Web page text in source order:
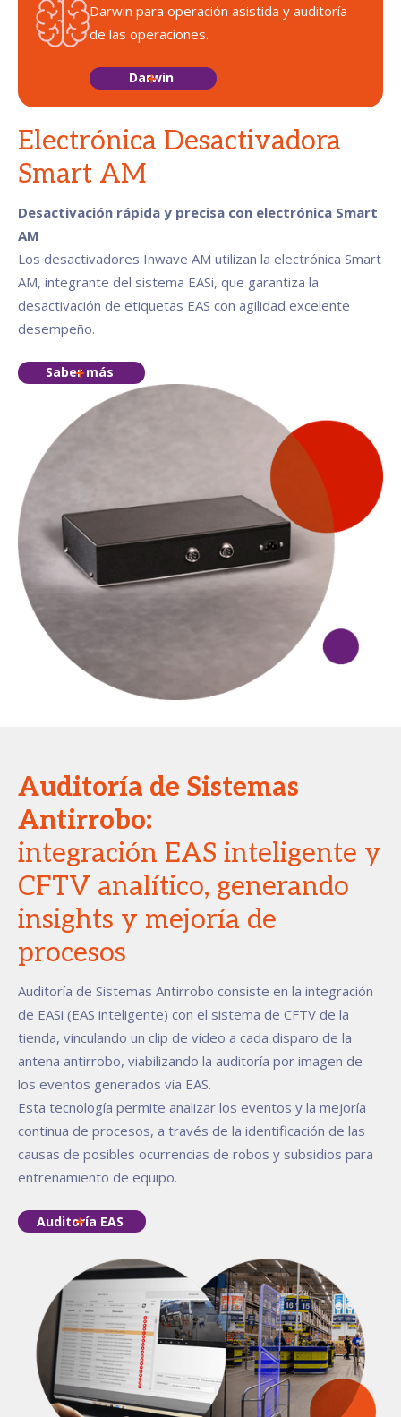
Darwin para operación asistida y auditoría
de las operaciones.
Darwin
Electrónica Desactivadora
Smart AM
Desactivación rápida y precisa con electrónica Smart
AM
Los desactivadores Inwave AM utilizan la electrónica Smart
AM, integrante del sistema EASi, que garantiza la
desactivación de etiquetas EAS con agilidad excelente
desempeño.
Saber más
Auditoría de Sistemas
Antirrobo:
integración EAS inteligente y
CFTV analítico, generando
insights y mejoría de
procesos
Auditoría de Sistemas Antirrobo consiste en la integración
de EASi (EAS inteligente) con el sistema de CFTV de la
tienda, vinculando un clip de vídeo a cada disparo de la
antena antirrobo, viabilizando la auditoría por imagen de
los eventos generados vía EAS.
Esta tecnología permite analizar los eventos y la mejoría
continua de procesos, a través de la identificación de las
causas de posibles ocurrencias de robos y subsidios para
entrenamiento de equipo.
Auditoría EAS